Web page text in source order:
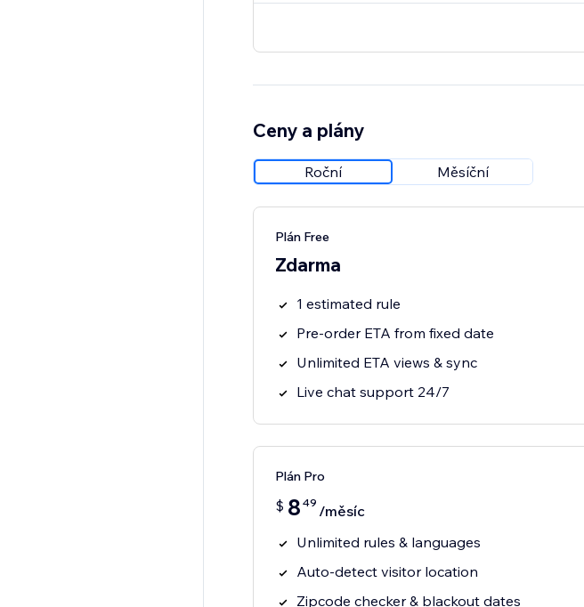
Ceny a plány
Roční Měsíční
Plán Free
Zdarma
1 estimated rule
Pre-order ETA from fixed date
Unlimited ETA views & sync
Live chat support 24/7
Plán Pro
$ 8 49 /měsíc
Unlimited rules & languages
Auto-detect visitor location
Zipcode checker & blackout dates